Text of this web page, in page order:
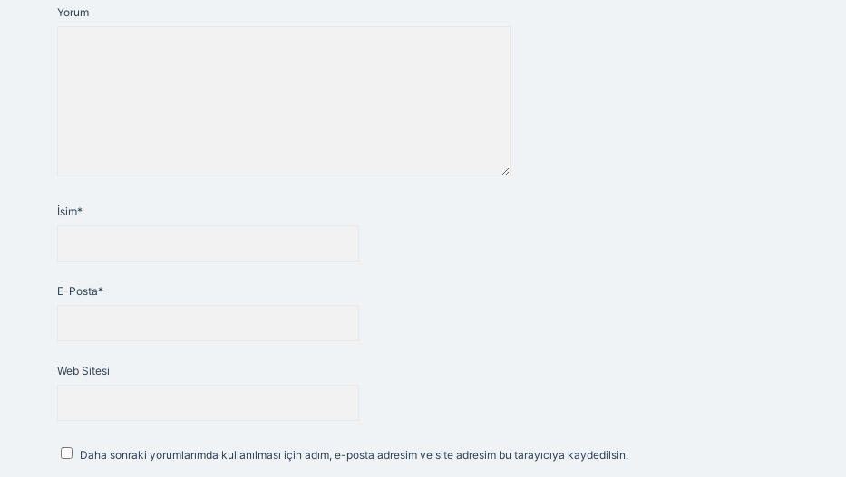
Yorum
İsim*
E-Posta*
Web Sitesi
Daha sonraki yorumlarımda kullanılması için adım, e-posta adresim ve site adresim bu tarayıcıya kaydedilsin.